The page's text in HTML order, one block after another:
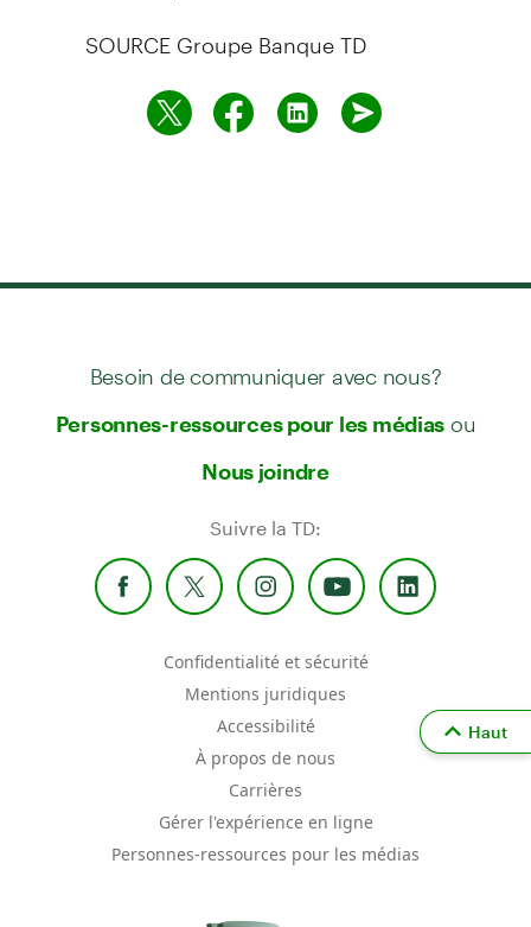
SOURCE Groupe Banque TD
Besoin de communiquer avec nous?
Personnes-ressources pour les médias ou
Nous joindre
Suivre la TD:
Confidentialité et sécurité
Mentions juridiques
Accessibilité
À propos de nous
Carrières
Gérer l'expérience en ligne
Personnes-ressources pour les médias
Haut